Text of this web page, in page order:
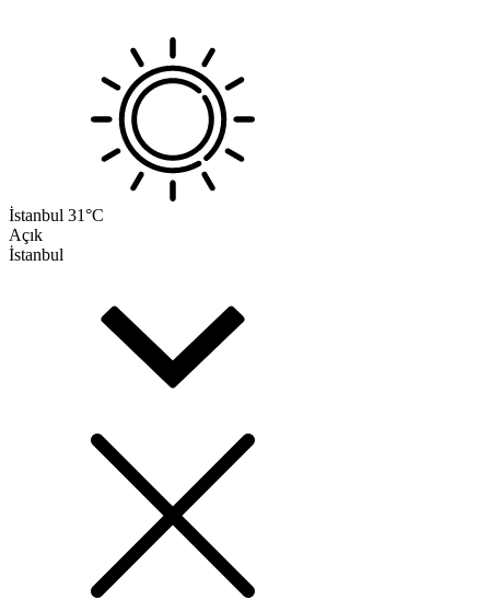
İstanbul 31°C
Açık
İstanbul